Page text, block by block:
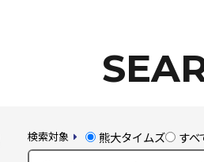
検索対象 熊大タイムズ すべ